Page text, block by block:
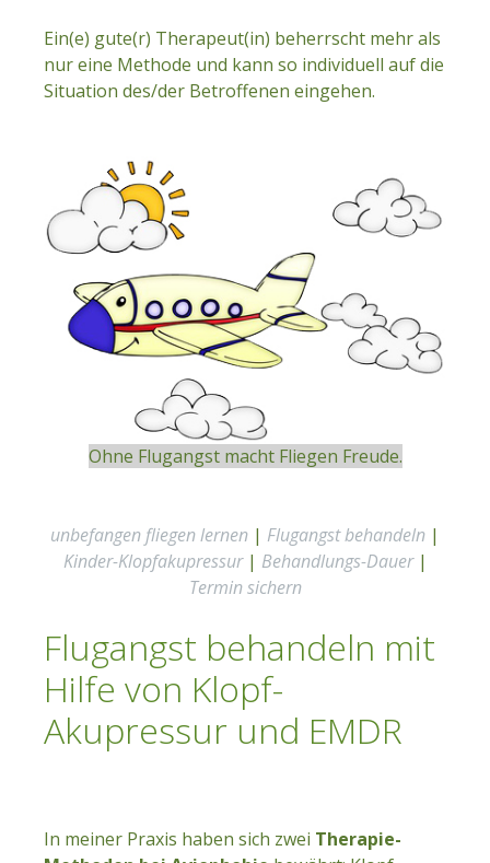
Ein(e) gute(r) Therapeut(in) beherrscht mehr als
nur eine Methode und kann so individuell auf die
Situation des/der Betroffenen eingehen.
Ohne Flugangst macht Fliegen Freude.
unbefangen fliegen lernen | Flugangst behandeln |
Kinder-Klopfakupressur| Behandlungs-Dauer|
Termin sichern
Flugangst behandeln mit
Hilfe von Klopf-
Akupressur und EMDR
In meiner Praxis haben sich zwei Therapie-